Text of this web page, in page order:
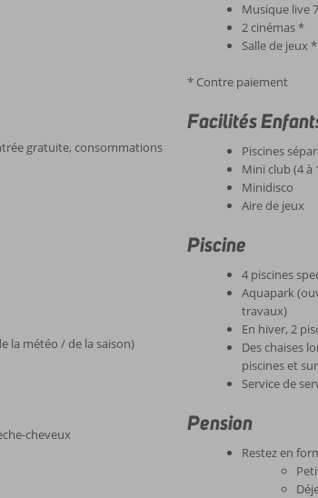
gratuite, consommations
la météo / de la saison)
cheveux
Musique live
2 cinémas *
Salle de jeux *
* Contre paiement
Facilités
Piscines
Mini club (4 à
Minidisco
Aire de jeux
Piscine
4 piscines
Aquapark
travaux)
En hiver, 2
Des chaises
piscines et
Service de
Pension
Restez en